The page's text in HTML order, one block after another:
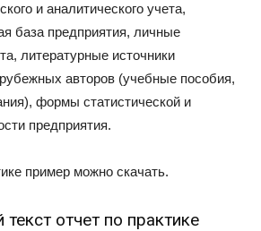
и аналитического учета,
база предприятия, личные
литературные источники
авторов (учебные пособия,
формы статистической и
предприятия.
пример можно скачать.
отчет по практике